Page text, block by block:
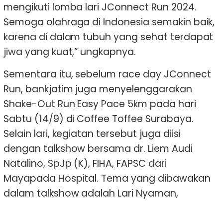
mengikuti lomba lari JConnect Run 2024.
Semoga olahraga di Indonesia semakin baik,
karena di dalam tubuh yang sehat terdapat
jiwa yang kuat,” ungkapnya.
Sementara itu, sebelum race day JConnect
Run, bankjatim juga menyelenggarakan
Shake-Out Run Easy Pace 5km pada hari
Sabtu (14/9) di Coffee Toffee Surabaya.
Selain lari, kegiatan tersebut juga diisi
dengan talkshow bersama dr. Liem Audi
Natalino, SpJp (K), FIHA, FAPSC dari
Mayapada Hospital. Tema yang dibawakan
dalam talkshow adalah Lari Nyaman,